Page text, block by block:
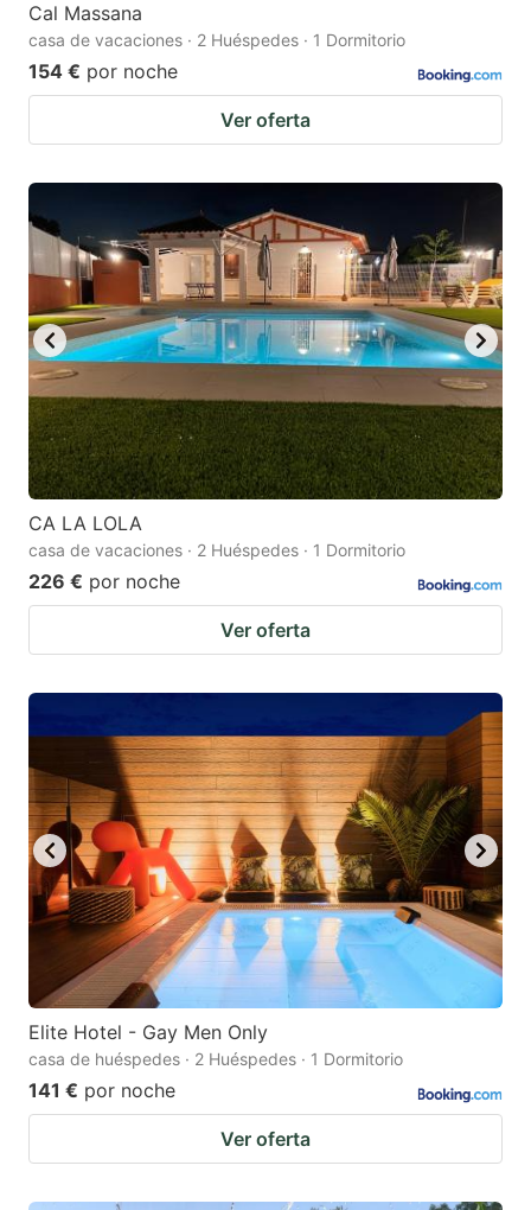
Cal Massana
casa de vacaciones · 2 Huéspedes · 1 Dormitorio
154 € por noche
Ver oferta
CA LA LOLA
casa de vacaciones · 2 Huéspedes · 1 Dormitorio
226 € por noche
Ver oferta
Elite Hotel - Gay Men Only
casa de huéspedes · 2 Huéspedes · 1 Dormitorio
141 € por noche
Ver oferta